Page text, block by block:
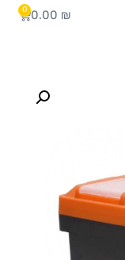
0.00 ₪
0